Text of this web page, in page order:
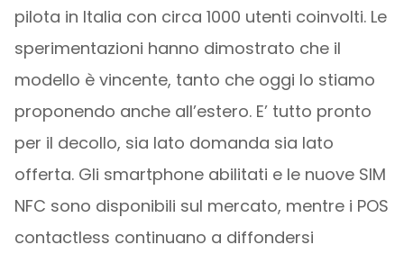
pilota in Italia con circa 1000 utenti coinvolti. Le
sperimentazioni hanno dimostrato che il
modello è vincente, tanto che oggi lo stiamo
proponendo anche all’estero. E’ tutto pronto
per il decollo, sia lato domanda sia lato
offerta. Gli smartphone abilitati e le nuove SIM
NFC sono disponibili sul mercato, mentre i POS
contactless continuano a diffondersi